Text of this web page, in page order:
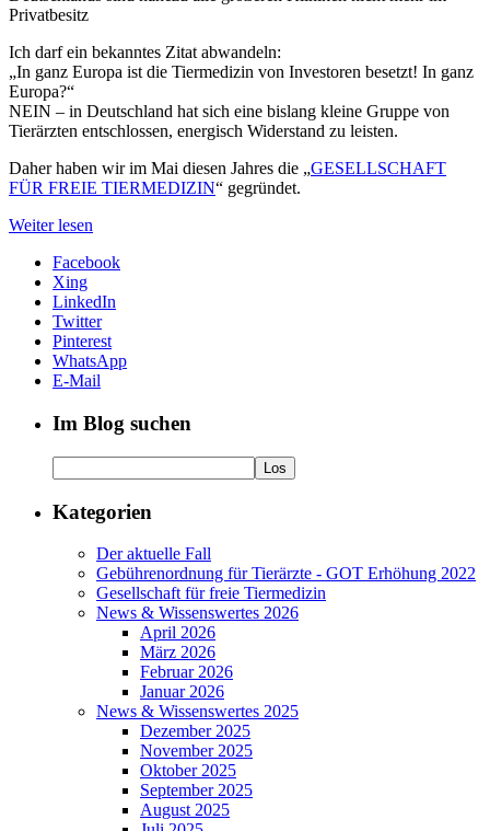
Privatbesitz
Ich darf ein bekanntes Zitat abwandeln:
„In ganz Europa ist die Tiermedizin von Investoren besetzt! In ganz
Europa?“
NEIN – in Deutschland hat sich eine bislang kleine Gruppe von
Tierärzten entschlossen, energisch Widerstand zu leisten.
Daher haben wir im Mai diesen Jahres die „GESELLSCHAFT
FÜR FREIE TIERMEDIZIN“ gegründet.
Weiter lesen
Facebook
Xing
LinkedIn
Twitter
Pinterest
WhatsApp
E-Mail
Im Blog suchen
Kategorien
Der aktuelle Fall
Gebührenordnung für Tierärzte - GOT Erhöhung 2022
Gesellschaft für freie Tiermedizin
News & Wissenswertes 2026
April 2026
März 2026
Februar 2026
Januar 2026
News & Wissenswertes 2025
Dezember 2025
November 2025
Oktober 2025
September 2025
August 2025